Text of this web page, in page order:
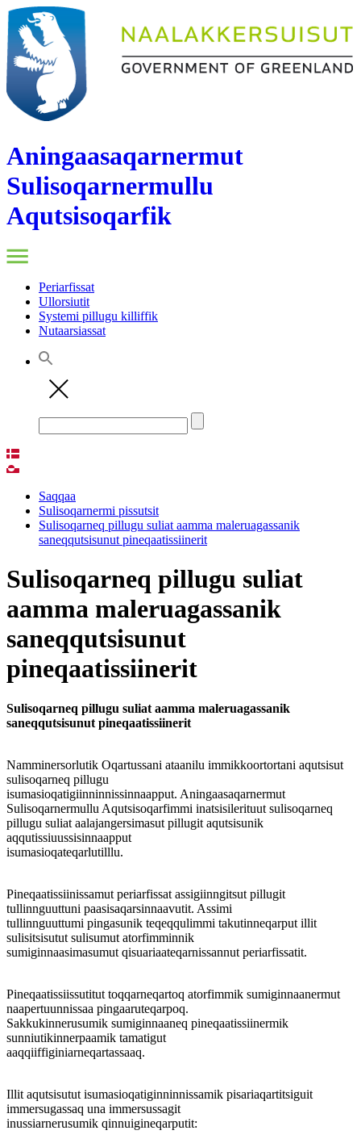
Aningaasaqarnermut
Sulisoqarnermullu
Aqutsisoqarfik
Periarfissat
Ullorsiutit
Systemi pillugu killiffik
Nutaarsiassat
Saqqaa
Sulisoqarnermi pissutsit
Sulisoqarneq pillugu suliat aamma maleruagassanik
saneqqutsisunut pineqaatissiinerit
Sulisoqarneq pillugu suliat
aamma maleruagassanik
saneqqutsisunut
pineqaatissiinerit
Sulisoqarneq pillugu suliat aamma maleruagassanik
saneqqutsisunut pineqaatissiinerit
Namminersorlutik Oqartussani ataanilu immikkoortortani aqutsisut
sulisoqarneq pillugu
isumasioqatigiinninnissinnaapput. Aningaasaqarnermut
Sulisoqarnermullu Aqutsisoqarfimmi inatsisilerituut sulisoqarneq
pillugu suliat aalajangersimasut pillugit aqutsisunik
aqqutissiuussisinnaapput
isumasioqateqarlutilllu.
Pineqaatissiinissamut periarfissat assigiinngitsut pillugit
tullinnguuttuni paasisaqarsinnaavutit. Assimi
tullinnguuttumi pingasunik teqeqqulimmi takutinneqarput illit
sulisitsisutut sulisumut atorfimminnik
sumiginnaasimasumut qisuariaateqarnissannut periarfissatit.
Pineqaatissiissutitut toqqarneqartoq atorfimmik sumiginnaanermut
naapertuunnissaa pingaaruteqarpoq.
Sakkukinnerusumik sumiginnaaneq pineqaatissiinermik
sunniutikinnerpaamik tamatigut
aaqqiiffiginiarneqartassaaq.
Illit aqutsisutut isumasioqatiginninnissamik pisariaqartitsiguit
immersugassaq una immersussagit
inussiarnerusumik qinnuigineqarputit: